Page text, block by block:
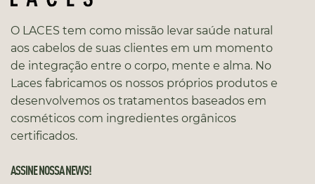
O LACES tem como missão levar saúde natural
aos cabelos de suas clientes em um momento
de integração entre o corpo, mente e alma. No
Laces fabricamos os nossos próprios produtos e
desenvolvemos os tratamentos baseados em
cosméticos com ingredientes orgânicos
certificados.
ASSINE NOSSA NEWS!